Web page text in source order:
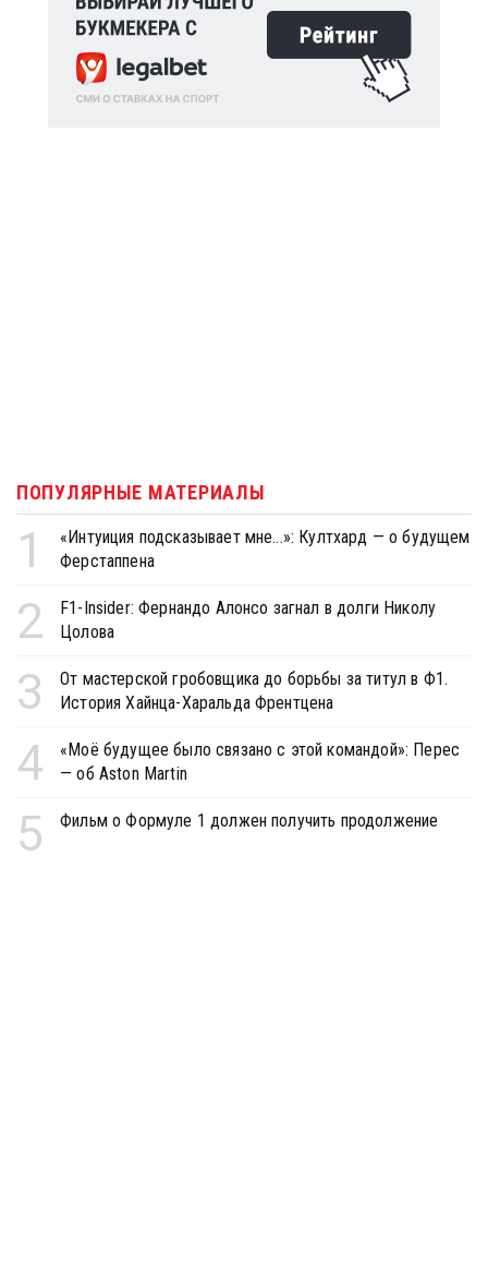
ПОПУЛЯРНЫЕ МАТЕРИАЛЫ
1
«Интуиция подсказывает мне...»: Култхард — о будущем
Ферстаппена
2
F1-Insider: Фернандо Алонсо загнал в долги Николу
Цолова
3
От мастерской гробовщика до борьбы за титул в Ф1.
История Хайнца-Харальда Френтцена
4
«Моё будущее было связано с этой командой»: Перес
— об Aston Martin
5 Фильм о Формуле 1 должен получить продолжение